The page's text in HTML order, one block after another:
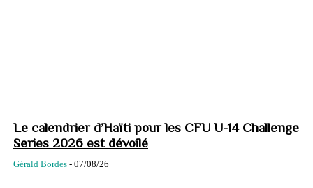
Le calendrier d’Haïti pour les CFU U-14 Challenge
Series 2026 est dévoilé
Gérald Bordes - 07/08/26